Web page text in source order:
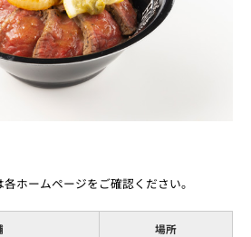
ホームページをご確認ください。
場所